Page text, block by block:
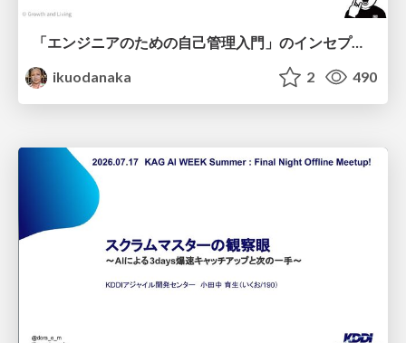
「エンジニアのための自己管理入門」のインセプションデッキ/Inception Deck of Self-Management beginner's guide book
ikuodanaka
2 490